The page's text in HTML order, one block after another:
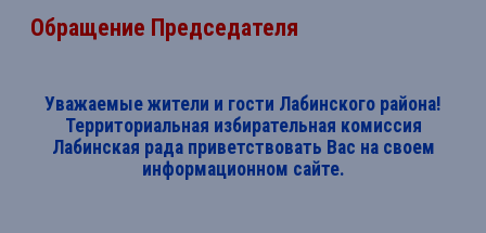
Обращение Председателя
Уважаемые жители и гости Лабинского района!
Территориальная избирательная комиссия
Лабинская рада приветствовать Вас на своем
информационном сайте.